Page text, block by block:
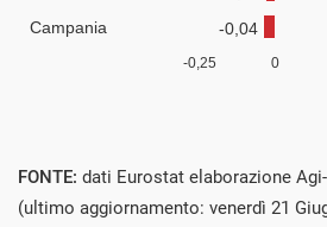
FONTE: dati Eurostat elaborazione
(ultimo aggiornamento: venerdì 21